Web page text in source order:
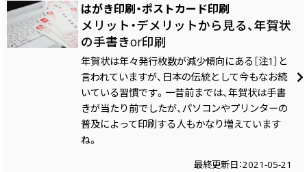
はがき印刷・ポストカード印刷
メリット・デメリットから見る、年賀状
の手書きor印刷
年賀状は年々発行枚数が減少傾向にある［注1］と
言われていますが、日本の伝統として今もなお続
いている習慣です。一昔前までは、年賀状は手書
きが当たり前でしたが、パソコンやプリンターの
普及によって印刷する人もかなり増えています
ね。
最終更新日：2021-05-21